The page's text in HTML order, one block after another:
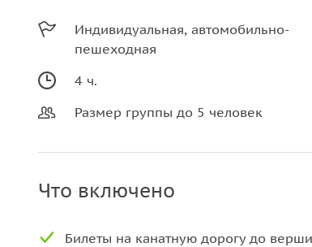
Индивидуальная, автомобильно-
пешеходная
4 ч.
Размер группы до 5 человек
Что включено
Билеты на канатную дорогу до